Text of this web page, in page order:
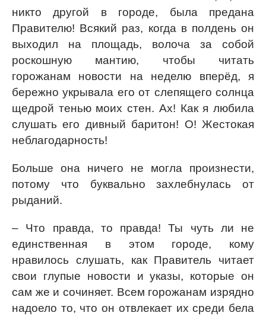
никто другой в городе, была предана
Правителю! Всякий раз, когда в полдень он
выходил на площадь, волоча за собой
роскошную мантию, чтобы читать
горожанам новости на неделю вперёд, я
бережно укрывала его от слепящего солнца
щедрой тенью моих стен. Ах! Как я любила
слушать его дивный баритон! О! Жестокая
неблагодарность!
Больше она ничего не могла произнести,
потому что буквально захлебнулась от
рыданий.
– Что правда, то правда! Ты чуть ли не
единственная в этом городе, кому
нравилось слушать, как Правитель читает
свои глупые новости и указы, которые он
сам же и сочиняет. Всем горожанам изрядно
надоело то, что он отвлекает их среди бела